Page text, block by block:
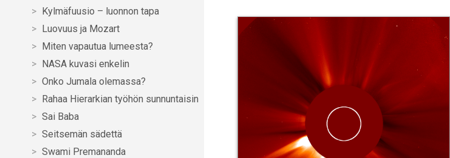
Kylmäfuusio – luonnon tapa
Luovuus ja Mozart
Miten vapautua lumeesta?
NASA kuvasi enkelin
Onko Jumala olemassa?
Rahaa Hierarkian työhön sunnuntaisin
Sai Baba
Seitsemän sädettä
Swami Premananda